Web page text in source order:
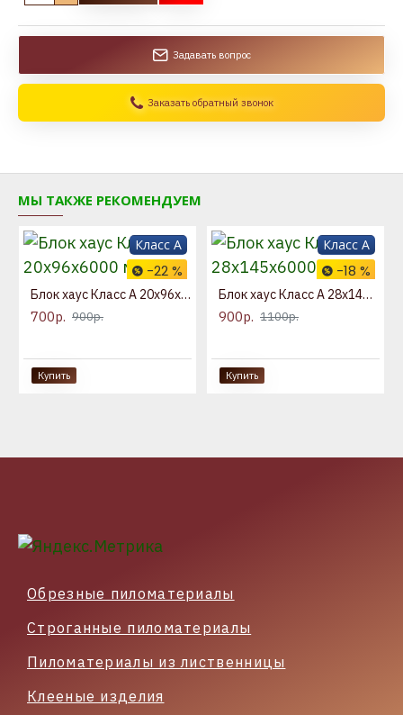
Задавать вопрос
Заказать обратный звонок
МЫ ТАКЖЕ РЕКОМЕНДУЕМ
Класс A
-22 %
Блок хаус Класс А 20x96x6000 мм
700р. 900р.
Купить
Класс A
-18 %
Блок хаус Класс А 28x145x6000 мм
900р. 1100р.
Купить
Обрезные пиломатериалы
Строганные пиломатериалы
Пиломатериалы из лиственницы
Клееные изделия